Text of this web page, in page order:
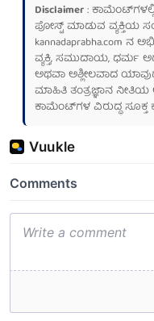
Disclaimer:
ಪೋಸ್ಟ್ ಮಾಡುವ ವ್ಯಕ್ತಿಯ
kannadaprabha.com ನ
ವ್ಯಕ್ತಿ, ಸಮುದಾಯ, ಧರ್ಮ
ಅಥವಾ ಅಶ್ಲೀಲವಾದ
ಮಾಹಿತಿ ತಂತ್ರಜ್ಞಾನ
ಕಾಮೆಂಟ್‌ಗಳ ವಿರುದ್ಧ ಸೂಕ್ತ